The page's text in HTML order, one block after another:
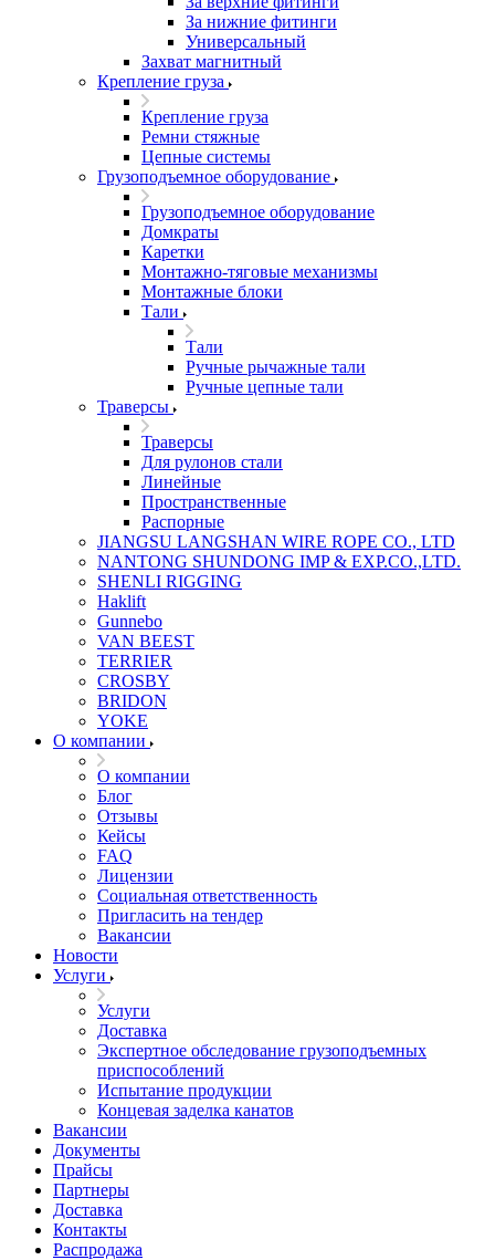
За нижние фитинги
Универсальный
Захват магнитный
Крепление груза
Крепление груза
Ремни стяжные
Цепные системы
Грузоподъемное оборудование
Грузоподъемное оборудование
Домкраты
Каретки
Монтажно-тяговые механизмы
Монтажные блоки
Тали
Тали
Ручные рычажные тали
Ручные цепные тали
Траверсы
Траверсы
Для рулонов стали
Линейные
Пространственные
Распорные
JIANGSU LANGSHAN WIRE ROPE CO., LTD
NANTONG SHUNDONG IMP & EXP.CO.,LTD.
SHENLI RIGGING
Haklift
Gunnebo
VAN BEEST
TERRIER
CROSBY
BRIDON
YOKE
О компании
О компании
Блог
Отзывы
Кейсы
FAQ
Лицензии
Социальная ответственность
Пригласить на тендер
Вакансии
Новости
Услуги
Услуги
Доставка
Экспертное обследование грузоподъемных
приспособлений
Испытание продукции
Концевая заделка канатов
Вакансии
Документы
Прайсы
Партнеры
Доставка
Контакты
Распродажа